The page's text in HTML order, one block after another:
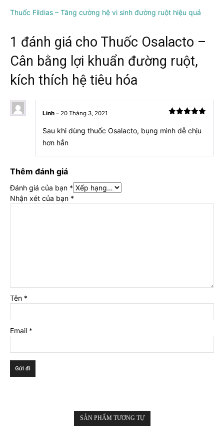
Thuốc Fildias – Tăng cường hệ vi sinh đường ruột hiệu quả
1 đánh giá cho Thuốc Osalacto –
Cân bằng lợi khuẩn đường ruột,
kích thích hệ tiêu hóa
hạng 55
sao
Linh – 20 Tháng 3, 2021
Sau khi dùng thuốc Osalacto, bụng mình dễ chịu
hơn hẳn
Thêm đánh giá
Đánh giá của bạn *
Nhận xét của bạn *
Tên *
Email *
SẢN PHẨM TƯƠNG TỰ